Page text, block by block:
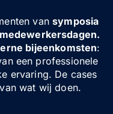
vansymposia
bijeenkomsten:
een professionele
ervaring. De cases
wat wij doen.